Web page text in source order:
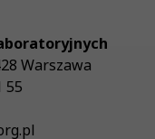
Warszawa
55